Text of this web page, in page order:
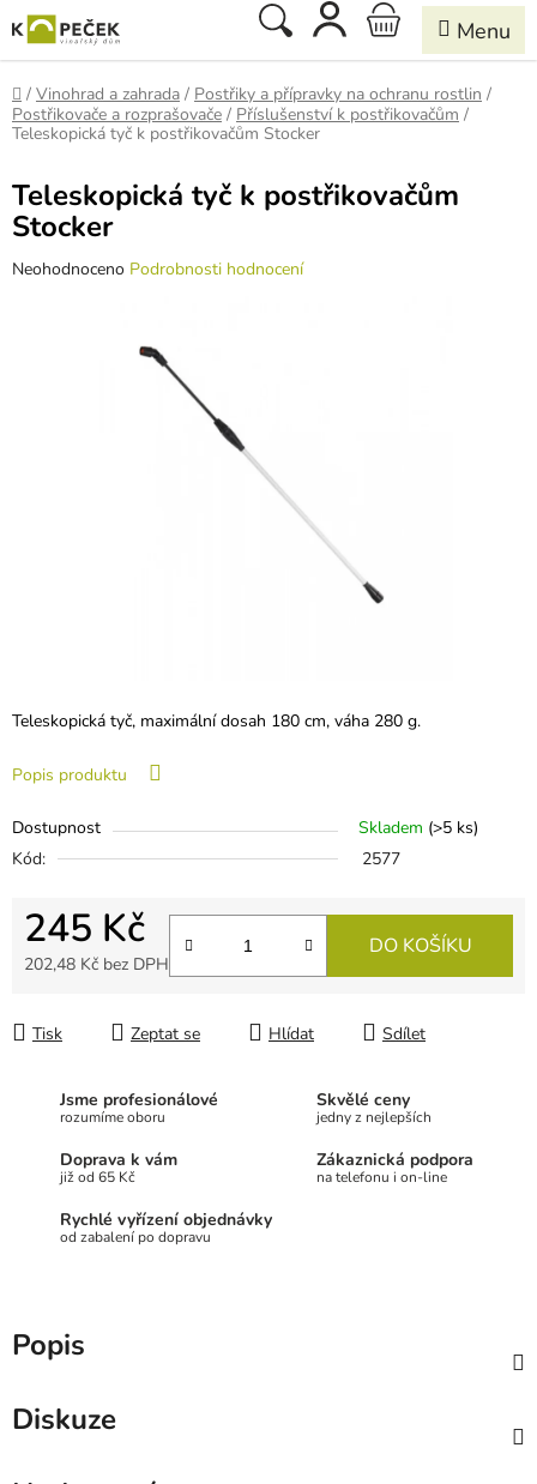
na
obsah
Hledat
NÁKUPNÍ
KOŠÍK
Domů
/ Vinohrad a zahrada / Postřiky a přípravky na ochranu rostlin /
Postřikovače a rozprašovače / Příslušenství k postřikovačům /
Teleskopická tyč k postřikovačům Stocker
Teleskopická tyč, maximální dosah 180 cm, váha 280 g.
Popis produktu
Dostupnost Skladem (>5 ks)
Kód:
2577
245 Kč
202,48 Kč bez DPH
DO KOŠÍKU
Tisk Zeptat se Hlídat Sdílet
Teleskopická tyč k postřikovačům
Stocker
Průměrné
Neohodnoceno Podrobnosti hodnocení
Jsme profesionálové
rozumíme oboru
Skvělé ceny
jedny z nejlepších
Doprava k vám
již od 65 Kč
Zákaznická podpora
na telefonu i on-line
Rychlé vyřízení objednávky
od zabalení po dopravu
Popis
Diskuze